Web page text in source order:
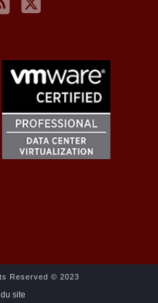
Reserved © 2023
site